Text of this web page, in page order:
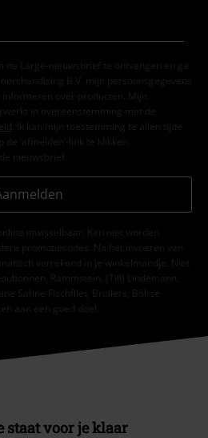
Large-nieuwsbrief te ontvangen en ga
B.V. mijn persoonsgegevens
over producten. Mijn
in overeenstemming met de
. Ik kan mijn toestemming te allen tijde
‘afmelden’-link te klikken.
nieuwsbrief.
inwisselbaar. Kan niet worden
promotiecodes. Na het invoeren van
verrekend in je winkelmandje. Niet
Rammstein, (Till) Lindemann,
Sahne Fischfilet, Broilers, Böhse
aan een goed doel.
staat voor je klaar